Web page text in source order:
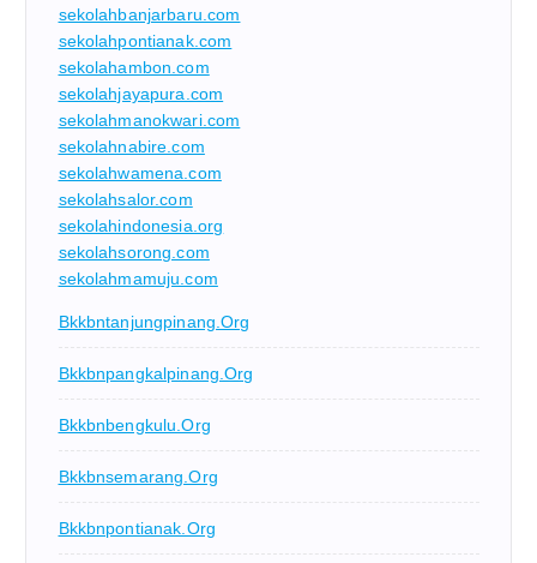
sekolahbanjarbaru.com
sekolahpontianak.com
sekolahambon.com
sekolahjayapura.com
sekolahmanokwari.com
sekolahnabire.com
sekolahwamena.com
sekolahsalor.com
sekolahindonesia.org
sekolahsorong.com
sekolahmamuju.com
Bkkbntanjungpinang.org
Bkkbnpangkalpinang.org
Bkkbnbengkulu.org
Bkkbnsemarang.org
Bkkbnpontianak.org